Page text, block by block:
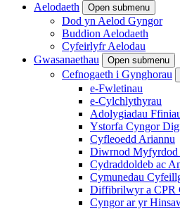
Aelodaeth
Open submenu
Dod yn Aelod Gyngor
Buddion Aelodaeth
Cyfeirlyfr Aelodau
Gwasanaethau
Open submenu
Cefnogaeth i Gynghorau
e-Fwletinau
e-Cylchlythyrau
Adolygiadau
Ystorfa Cyngor
Cyfleoedd Ariannu
Diwrnod Myfyrdod
Cydraddoldeb ac
Cymunedau
Diffibrilwyr a CPR
Cyngor ar yr